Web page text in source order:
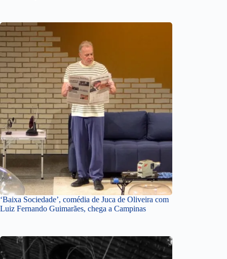
‘Baixa Sociedade’, comédia de Juca de Oliveira com
Luiz Fernando Guimarães, chega a Campinas